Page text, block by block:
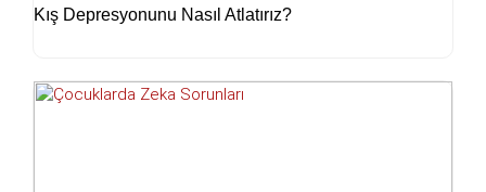
Kış Depresyonunu Nasıl Atlatırız?